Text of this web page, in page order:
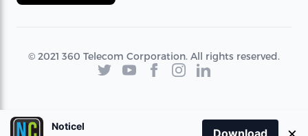
© 2021 360 Telecom Corporation. All rights reserved.
Noticel
Download